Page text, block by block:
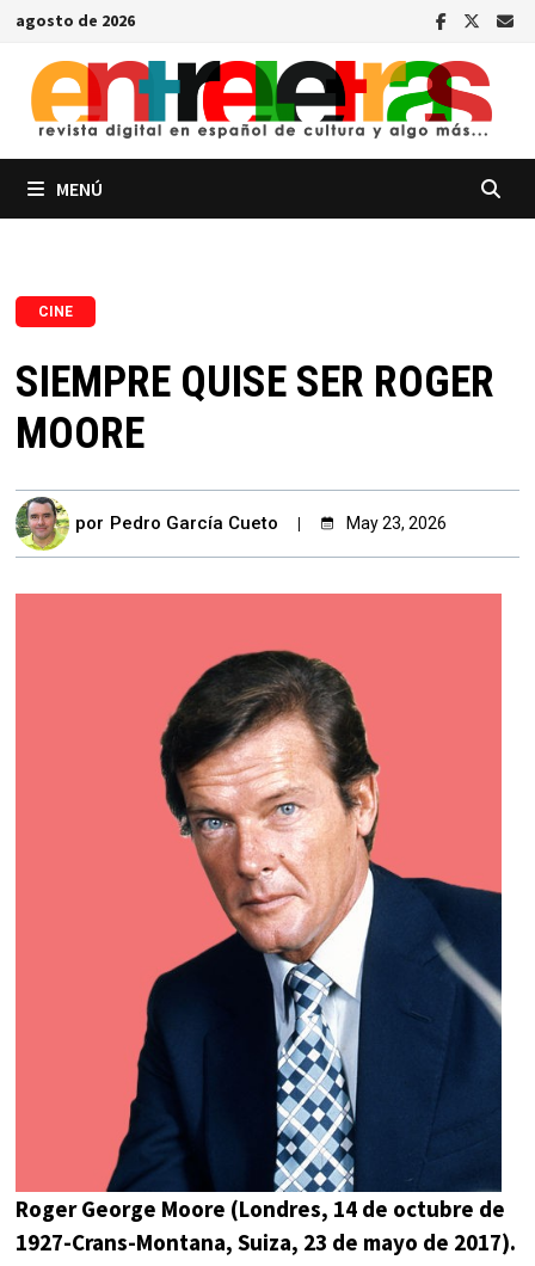
Saltar
contenido
agosto de 2026
MENÚ
CINE
SIEMPRE QUISE SER ROGER
MOORE
por Pedro García Cueto May 23, 2026
Roger George Moore (Londres, 14 de octubre de
1927-Crans-Montana, Suiza, 23 de mayo de 2017).